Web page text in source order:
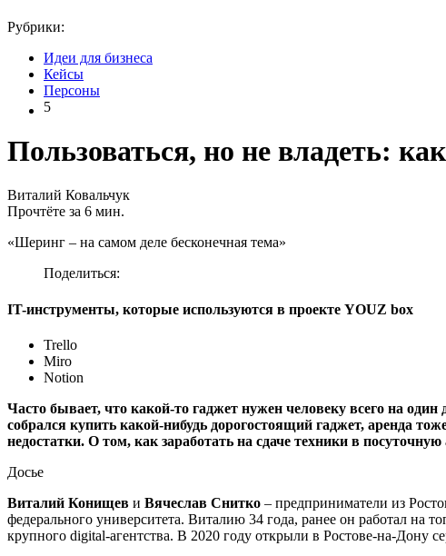
Рубрики:
Идеи для бизнеса
Кейсы
Персоны
5
Пользоваться, но не владеть:
Виталий Ковальчук
Прочтёте за 6 мин.
«Шеринг – на самом деле бесконечная тема»
Поделиться:
IT-инструменты, которые используются в проекте YOUZ box
Trello
Miro
Notion
Часто бывает, что какой-то гаджет нужен человеку всего на
собрался купить какой-нибудь дорогостоящий гаджет, аренда
недостатки. О том, как заработать на сдаче техники в
Досье
Виталий Конищев и Вячеслав Снитко – предприниматели из
федерального университета. Виталию 34 года, ранее он работал на
крупного digital-агентства. В 2020 году открыли в Ростове-на-Дону